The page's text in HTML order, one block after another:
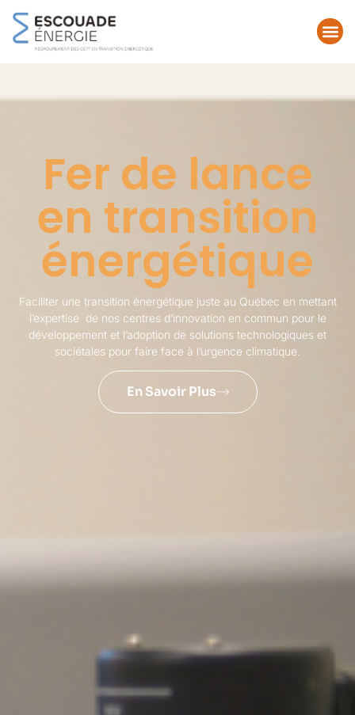
Fer de lance
en transition
énergétique
Faciliter une transition énergétique juste au Québec en mettant
l’expertise de nos centres d’innovation en commun pour le
développement et l’adoption de solutions technologiques et
sociétales pour faire face à l’urgence climatique.
En Savoir Plus